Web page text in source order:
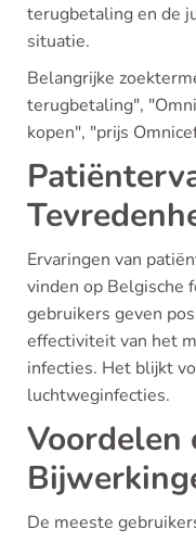
terugbetaling en de
situatie.
Belangrijke
terugbetaling",
kopen", "prijs
Ervaringen van
vinden op Belgische
gebruikers geven
effectiviteit van het
infecties. Het blijkt
luchtweginfecties.
Voordelen
De meeste